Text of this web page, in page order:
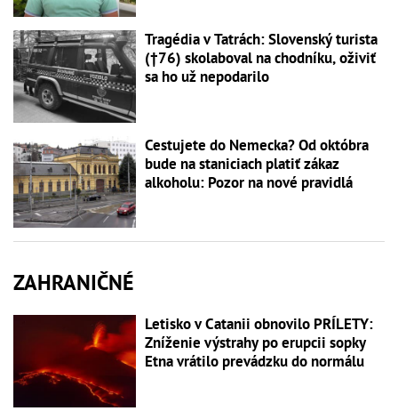
Tragédia v Tatrách: Slovenský turista
(†76) skolaboval na chodníku, oživiť
sa ho už nepodarilo
Cestujete do Nemecka? Od októbra
bude na staniciach platiť zákaz
alkoholu: Pozor na nové pravidlá
ZAHRANIČNÉ
Letisko v Catanii obnovilo PRÍLETY:
Zníženie výstrahy po erupcii sopky
Etna vrátilo prevádzku do normálu